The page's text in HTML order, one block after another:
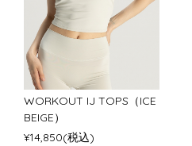
WORKOUT IJ TOPS（ICE
BEIGE）
¥14,850(税込)